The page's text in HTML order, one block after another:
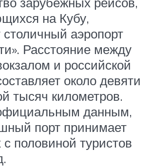
на Кубу,
аэропорт
Расстояние между
и российской
около девяти
тысяч километров.
данным,
порт принимает
с половиной туристов